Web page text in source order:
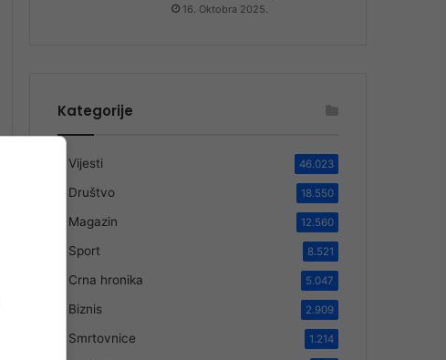
16. Oktobra 2025.
Kategorije
Vijesti 46.023
Društvo 18.550
Magazin 12.560
Sport 8.521
Crna hronika 5.047
Biznis 2.909
Smrtovnice 1.214